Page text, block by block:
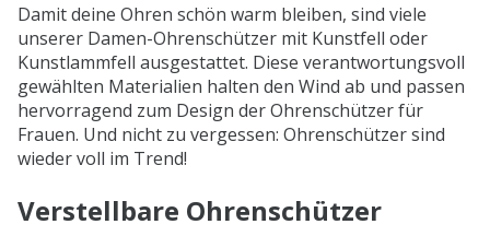
Damit deine Ohren schön warm bleiben, sind viele
unserer Damen-Ohrenschützer mit Kunstfell oder
Kunstlammfell ausgestattet. Diese verantwortungsvoll
gewählten Materialien halten den Wind ab und passen
hervorragend zum Design der Ohrenschützer für
Frauen. Und nicht zu vergessen: Ohrenschützer sind
wieder voll im Trend!
Verstellbare Ohrenschützer